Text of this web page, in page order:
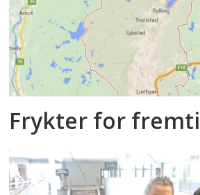
Frykter for